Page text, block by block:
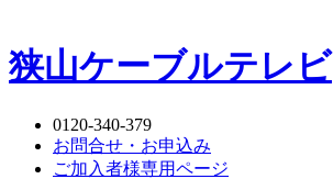
狭山ケーブルテレビ
0120-340-379
お問合せ・お申込み
ご加入者様専用ページ